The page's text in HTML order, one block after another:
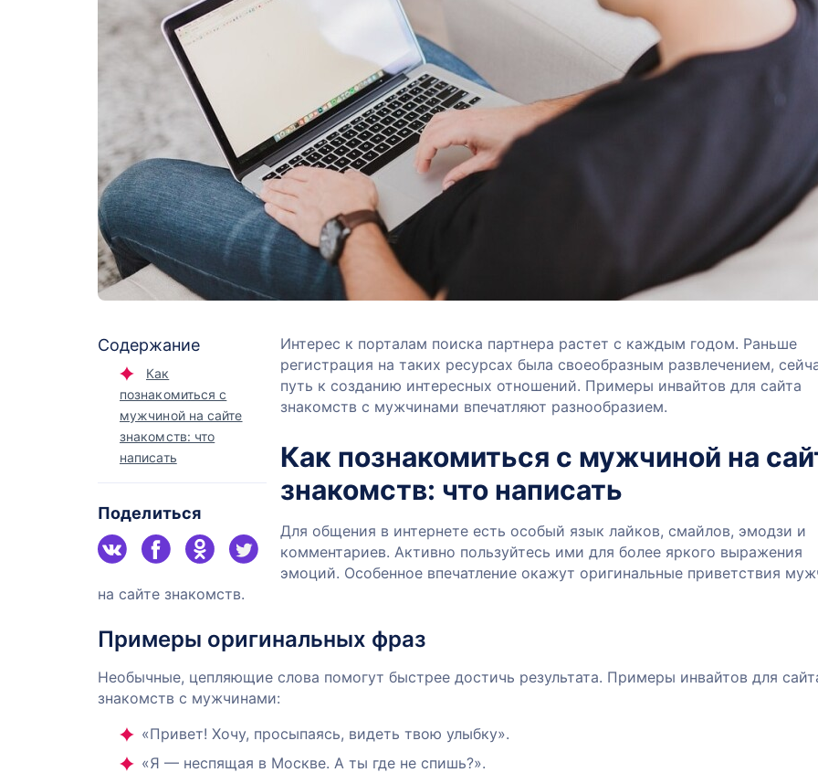
Содержание
Как
познакомиться с
мужчиной на сайте
знакомств: что
написать
Поделиться
Интерес к порталам поиска партнера растет с каждым годом. Раньше
регистрация на таких ресурсах была своеобразным развлечением,
путь к созданию интересных отношений. Примеры инвайтов для сайта
знакомств с мужчинами впечатляют разнообразием.
Как познакомиться с мужчиной на
знакомств: что написать
Для общения в интернете есть особый язык лайков, смайлов, эмодзи и
комментариев. Активно пользуйтесь ими для более яркого выражения
эмоций. Особенное впечатление окажут оригинальные приветствия
на сайте знакомств.
Примеры оригинальных фраз
Необычные, цепляющие слова помогут быстрее достичь результата. Примеры инвайтов для
знакомств с мужчинами:
«Привет! Хочу, просыпаясь, видеть твою улыбку».
«Я — неспящая в Москве. А ты где не спишь?».